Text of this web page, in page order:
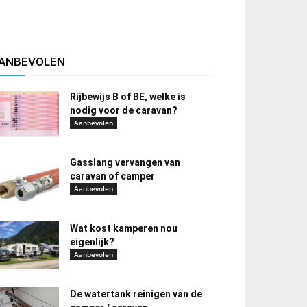
Rijbewijs B of BE, welke is
nodig voor de caravan?
Aanbevolen
Gasslang vervangen van
caravan of camper
Aanbevolen
Wat kost kamperen nou
eigenlijk?
Aanbevolen
De watertank reinigen van de